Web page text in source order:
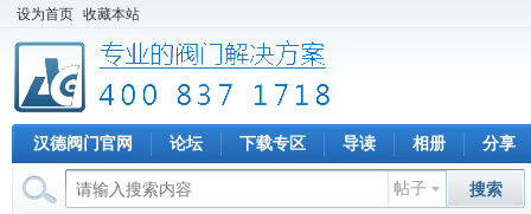
设为首页 收藏本站
汉德阀门官网 论坛 下载专区 导读 相册 分享
帖子 搜索